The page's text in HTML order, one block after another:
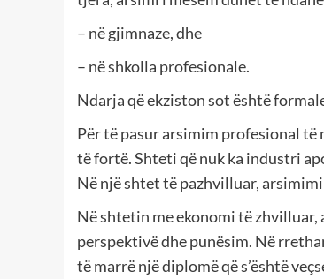
– në gjimnaze, dhe
– në shkolla profesionale.
Ndarja që ekziston sot është
Për të pasur arsimim profesional
të fortë. Shteti që nuk ka industri
Në një shtet të pazhvilluar,
Në shtetin me ekonomi të
perspektivë dhe punësim. Në
të marrë një diplomë që s’është